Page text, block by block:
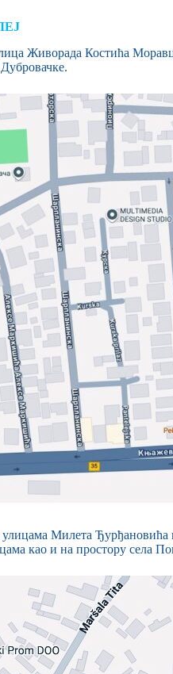
Живорада Костића
Милета Ђурђановића
као и на простору села